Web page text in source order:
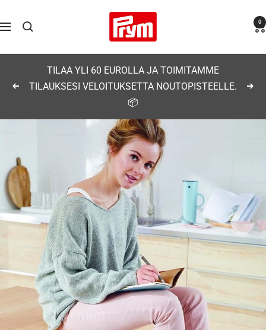
sisältöön
Navigaatio
Prym 0
Edellinen
TILAA YLI 60 EUROLLA JA TOIMITAMME
TILAUKSESI VELOITUKSETTA NOUTOPISTEELLE.
📦